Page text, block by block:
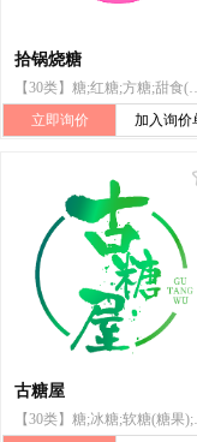
拾锅烧糖
【30类】糖;红糖;方糖;甜食(糖
立即询价
加入询价
古糖屋
【30类】